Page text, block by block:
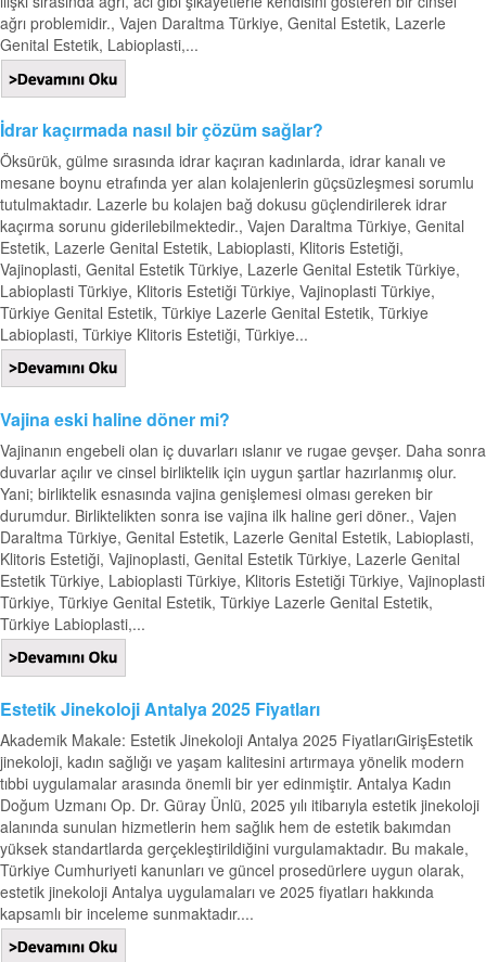
ağrı problemidir., Vajen Daraltma Türkiye, Genital Estetik, Lazerle
Genital Estetik, Labioplasti,...
İdrar kaçırmada nasıl bir çözüm sağlar?
Öksürük, gülme sırasında idrar kaçıran kadınlarda, idrar kanalı ve
mesane boynu etrafında yer alan kolajenlerin güçsüzleşmesi sorumlu
tutulmaktadır. Lazerle bu kolajen bağ dokusu güçlendirilerek idrar
kaçırma sorunu giderilebilmektedir., Vajen Daraltma Türkiye, Genital
Estetik, Lazerle Genital Estetik, Labioplasti, Klitoris Estetiği,
Vajinoplasti, Genital Estetik Türkiye, Lazerle Genital Estetik Türkiye,
Labioplasti Türkiye, Klitoris Estetiği Türkiye, Vajinoplasti Türkiye,
Türkiye Genital Estetik, Türkiye Lazerle Genital Estetik, Türkiye
Labioplasti, Türkiye Klitoris Estetiği, Türkiye...
Vajina eski haline döner mi?
Vajinanın engebeli olan iç duvarları ıslanır ve rugae gevşer. Daha sonra
duvarlar açılır ve cinsel birliktelik için uygun şartlar hazırlanmış olur.
Yani; birliktelik esnasında vajina genişlemesi olması gereken bir
durumdur. Birliktelikten sonra ise vajina ilk haline geri döner., Vajen
Daraltma Türkiye, Genital Estetik, Lazerle Genital Estetik, Labioplasti,
Klitoris Estetiği, Vajinoplasti, Genital Estetik Türkiye, Lazerle Genital
Estetik Türkiye, Labioplasti Türkiye, Klitoris Estetiği Türkiye, Vajinoplasti
Türkiye, Türkiye Genital Estetik, Türkiye Lazerle Genital Estetik,
Türkiye Labioplasti,...
Estetik Jinekoloji Antalya 2025 Fiyatları
Akademik Makale: Estetik Jinekoloji Antalya 2025 FiyatlarıGirişEstetik
jinekoloji, kadın sağlığı ve yaşam kalitesini artırmaya yönelik modern
tıbbi uygulamalar arasında önemli bir yer edinmiştir. Antalya Kadın
Doğum Uzmanı Op. Dr. Güray Ünlü, 2025 yılı itibarıyla estetik jinekoloji
alanında sunulan hizmetlerin hem sağlık hem de estetik bakımdan
yüksek standartlarda gerçekleştirildiğini vurgulamaktadır. Bu makale,
Türkiye Cumhuriyeti kanunları ve güncel prosedürlere uygun olarak,
estetik jinekoloji Antalya uygulamaları ve 2025 fiyatları hakkında
kapsamlı bir inceleme sunmaktadır....